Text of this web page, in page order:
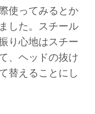
使ってみるとか
した。スチール
り心地はスチー
、ヘッドの抜け
替えることにし